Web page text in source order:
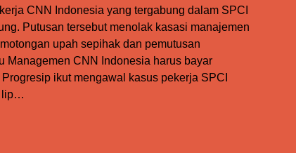
CNN Indonesia yang tergabung dalam SPCI
Putusan tersebut menolak kasasi manajemen
upah sepihak dan pemutusan
Managemen CNN Indonesia harus bayar
ikut mengawal kasus pekerja SPCI
lip…